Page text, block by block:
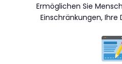
Ermöglichen Sie
Einschränkungen, Ihre